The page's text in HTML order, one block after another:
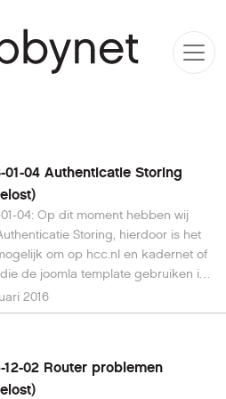
01-04 Authenticatie Storing
01-04: Op dit moment hebben wij
Storing, hierdoor is het
om op hcc.nl en kadernet of
de joomla template gebruiken in
We werken er aan om zo snel
het probleem te verhelpen Ons
2016
12-02 Router problemen